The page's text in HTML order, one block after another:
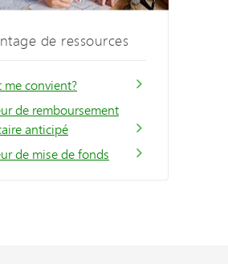
de ressources
convient?
de remboursement
anticipé
de mise de fonds